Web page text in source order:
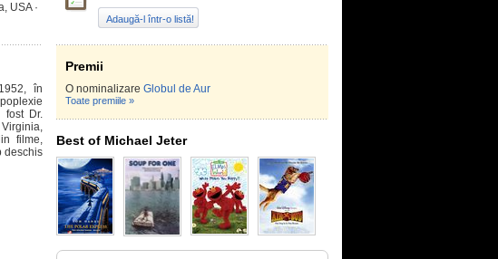
USA ·
în
fost Dr.
filme,
deschis
Adaugă-l într-o listă!
Premii
O nominalizare Globul de Aur
Toate premiile »
Best of Michael Jeter